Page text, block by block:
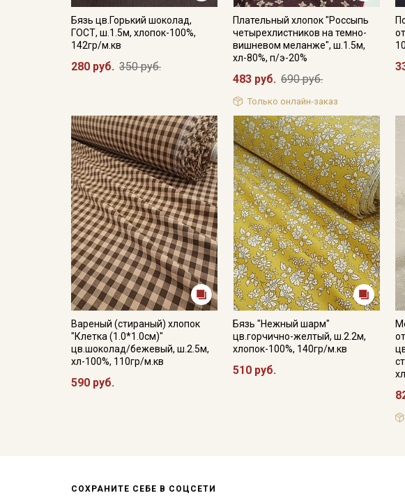
Бязь цв.Горький шоколад,
ГОСТ, ш.1.5м, хлопок-100%,
142гр/м.кв
280 руб. 350 руб.
Плательный хлопок "Россыпь
четырехлистников на темно-
вишневом меланже", ш.1.5м,
хл-80%, п/э-20%
483 руб. 690 руб.
Только онлайн-заказ
Вареный (стираный) хлопок
"Клетка (1.0*1.0см)"
цв.шоколад/бежевый, ш.2.5м,
хл-100%, 110гр/м.кв
590 руб.
Бязь "Нежный шарм"
цв.горчично-желтый, ш.2.2м,
хлопок-100%, 140гр/м.кв
510 руб.
СОХРАНИТЕ СЕБЕ В СОЦСЕТИ